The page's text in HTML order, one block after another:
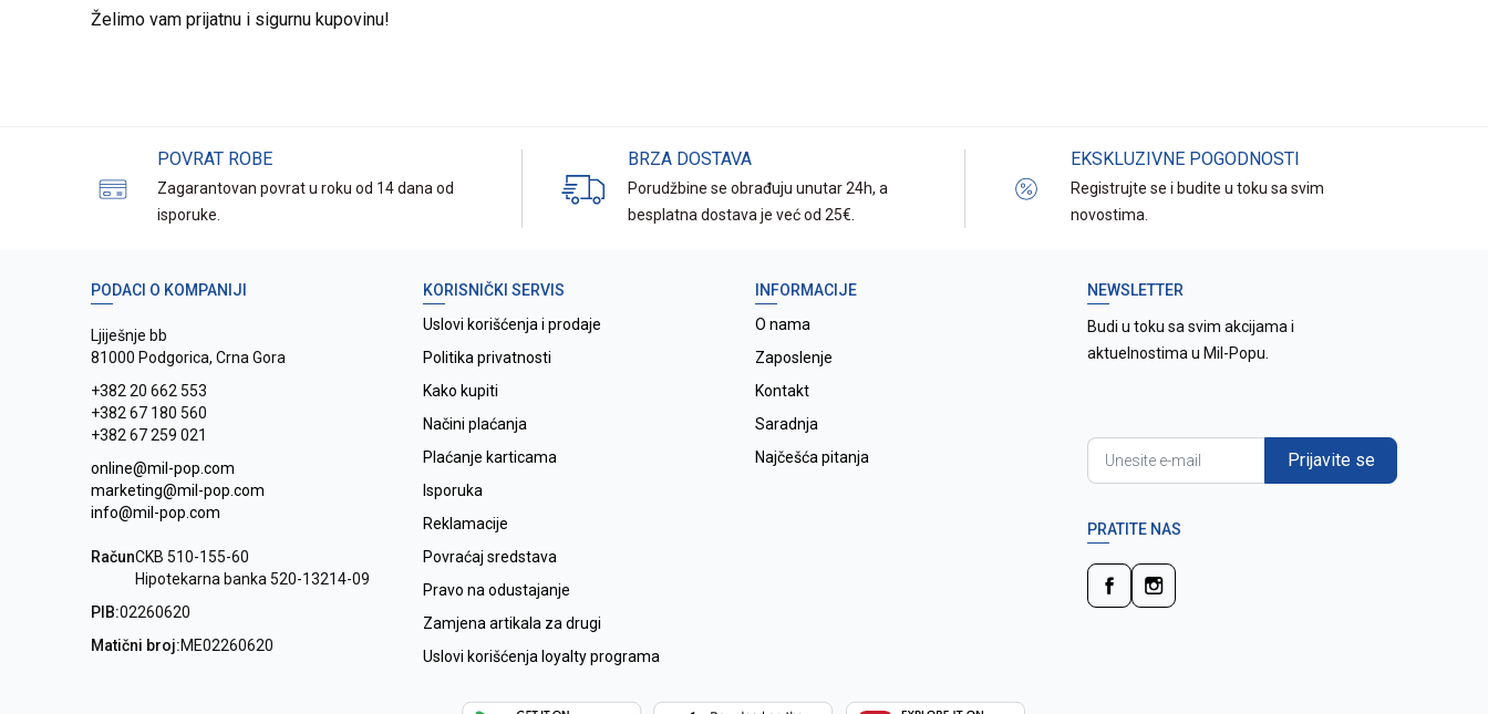
Želimo vam prijatnu i sigurnu kupovinu!
POVRAT ROBE
Zagarantovan povrat u roku od 14 dana od
isporuke.
BRZA DOSTAVA
Porudžbine se obrađuju unutar 24h, a
besplatna dostava je već od 25€.
EKSKLUZIVNE POGODNOSTI
Registrujte se i budite u toku sa svim
novostima.
PODACI O KOMPANIJI
Ljiješnje bb
81000 Podgorica, Crna Gora
+382 20 662 553
+382 67 180 560
+382 67 259 021
online@mil-pop.com
marketing@mil-pop.com
info@mil-pop.com
RačunCKB 510-155-60
Hipotekarna banka 520-13214-09
PIB:02260620
Matični broj:ME02260620
KORISNIČKI SERVIS
Uslovi korišćenja i prodaje
Politika privatnosti
Kako kupiti
Načini plaćanja
Plaćanje karticama
Isporuka
Reklamacije
Povraćaj sredstava
Pravo na odustajanje
Zamjena artikala za drugi
Uslovi korišćenja loyalty programa
INFORMACIJE
O nama
Zaposlenje
Kontakt
Saradnja
Najčešća pitanja
NEWSLETTER
Budi u toku sa svim akcijama i
aktuelnostima u Mil-Popu.
Prijavite se
PRATITE NAS